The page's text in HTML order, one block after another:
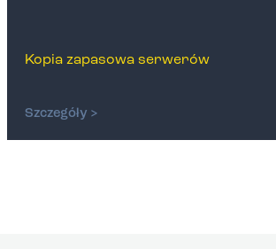
Kopia zapasowa serwerów
Szczegóły >